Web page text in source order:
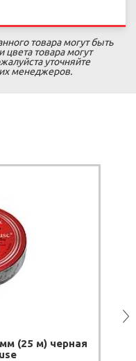
товара могут быть
товара могут
уточняйте
менеджеров.
(25 м) черная